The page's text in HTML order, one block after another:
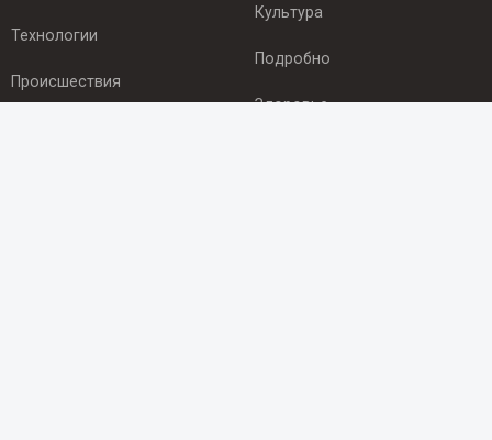
Технологии
Происшествия
Культура
Подробно
Здоровье